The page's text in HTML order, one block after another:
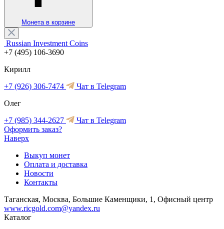
Монета в корзине
Russian Investment Coins
+7 (495) 106-3690
Кирилл
+7 (926) 306-7474
Чат в Telegram
Олег
+7 (985) 344-2627
Чат в Telegram
Оформить заказ?
Наверх
Выкуп монет
Оплата и доставка
Новости
Контакты
Таганская, Москва, Большие Каменщики, 1, Офисный центр
www.ricgold.com@yandex.ru
Каталог